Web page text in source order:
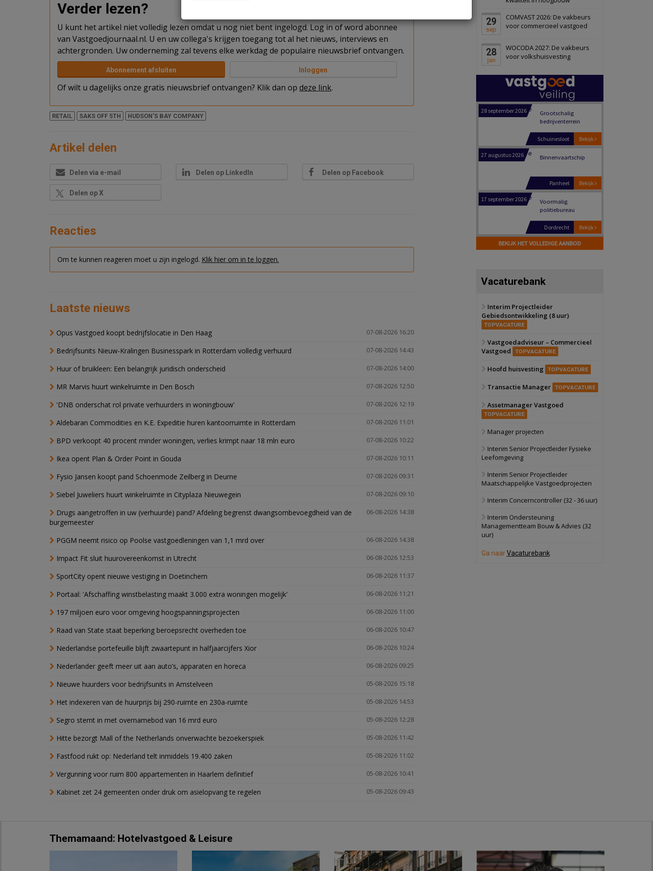
Verder lezen?
U kunt het artikel niet volledig lezen omdat u nog niet bent ingelogd. Log in of word abonnee
van Vastgoedjournaal.nl. U en uw collega's krijgen toegang tot al het nieuws, interviews en
achtergronden. Uw onderneming zal tevens elke werkdag de populaire nieuwsbrief ontvangen.
Abonnement afsluiten Inloggen
Of wilt u dagelijks onze gratis nieuwsbrief ontvangen? Klik dan op deze link.
RETAIL SAKS OFF 5TH HUDSON'S BAY COMPANY
Artikel delen
Delen via e-mail Delen op LinkedIn Delen op Facebook
Delen op X
Reacties
Om te kunnen reageren moet u zijn ingelogd. Klik hier om in te loggen.
Laatste nieuws
07-08-2026 16:20
Opus Vastgoed koopt bedrijfslocatie in Den Haag
07-08-2026 14:43
Bedrijfsunits Nieuw-Kralingen Businesspark in Rotterdam volledig verhuurd
07-08-2026 14:00
Huur of bruikleen: Een belangrijk juridisch onderscheid
07-08-2026 12:50
MR Marvis huurt winkelruimte in Den Bosch
07-08-2026 12:19
'DNB onderschat rol private verhuurders in woningbouw'
07-08-2026 11:01
Aldebaran Commodities en K.E. Expeditie huren kantoorruimte in Rotterdam
07-08-2026 10:22
BPD verkoopt 40 procent minder woningen, verlies krimpt naar 18 mln euro
07-08-2026 10:11
Ikea opent Plan & Order Point in Gouda
07-08-2026 09:31
Fysio Jansen koopt pand Schoenmode Zeilberg in Deurne
07-08-2026 09:10
Siebel Juweliers huurt winkelruimte in Cityplaza Nieuwegein
06-08-2026 14:38
Drugs aangetroffen in uw (verhuurde) pand? Afdeling begrenst dwangsombevoegdheid van de
burgemeester
06-08-2026 14:38
PGGM neemt risico op Poolse vastgoedleningen van 1,1 mrd over
06-08-2026 12:53
Impact Fit sluit huurovereenkomst in Utrecht
06-08-2026 11:37
SportCity opent nieuwe vestiging in Doetinchem
06-08-2026 11:21
Portaal: 'Afschaffing winstbelasting maakt 3.000 extra woningen mogelijk'
06-08-2026 11:00
197 miljoen euro voor omgeving hoogspanningsprojecten
06-08-2026 10:47
Raad van State staat beperking beroepsrecht overheden toe
06-08-2026 10:24
Nederlandse portefeuille blijft zwaartepunt in halfjaarcijfers Xior
06-08-2026 09:25
Nederlander geeft meer uit aan auto’s, apparaten en horeca
05-08-2026 15:18
Nieuwe huurders voor bedrijfsunits in Amstelveen
05-08-2026 14:53
Het indexeren van de huurprijs bij 290-ruimte en 230a-ruimte
05-08-2026 12:28
Segro stemt in met overnamebod van 16 mrd euro
05-08-2026 11:42
Hitte bezorgt Mall of the Netherlands onverwachte bezoekerspiek
05-08-2026 11:02
Fastfood rukt op: Nederland telt inmiddels 19.400 zaken
05-08-2026 10:41
Vergunning voor ruim 800 appartementen in Haarlem definitief
05-08-2026 09:43
Kabinet zet 24 gemeenten onder druk om asielopvang te regelen
29
sep
COMVAST 2026: De vakbeurs
voor commercieel vastgoed
28
jan
WOCODA 2027: De vakbeurs
voor volkshuisvesting
Schiedam
22 september 2026 Attractiepark
Bekijk
Oranje
28 september 2026
bedrijventerrein
Schuinesloot
27 augustus 2026 Binnenvaartschip
Bekijk
Panheel
17 september 2026
Voormalig
Bekijk
Dordrecht
17 september 2026
Voormalig
politiebureau
Bekijk
Hilversum
17 september 2026
Voormalig
Zwanenburg
6 oktober 2026
Oranje
28 september 2026
bedrijventerrein
Bekijk
Schuinesloot
politiebureau
17 september 2026
Voormalig
BEKIJK HET VOLLEDIGE AANBOD
Vacaturebank
Interim Projectleider
Gebiedsontwikkeling (8 uur)
TOPVACATURE
Vastgoedadviseur – Commercieel
Vastgoed
TOPVACATURE
Hoofd huisvesting TOPVACATURE
Transactie Manager TOPVACATURE
Assetmanager Vastgoed
TOPVACATURE
Manager projecten
Interim Senior Projectleider Fysieke
Leefomgeving
Interim Senior Projectleider
Maatschappelijke Vastgoedprojecten
Interim Concerncontroller (32 - 36 uur)
Interim Ondersteuning
Managementteam Bouw & Advies (32
uur)
Ga naarVacaturebank
Themamaand: Hotelvastgoed & Leisure